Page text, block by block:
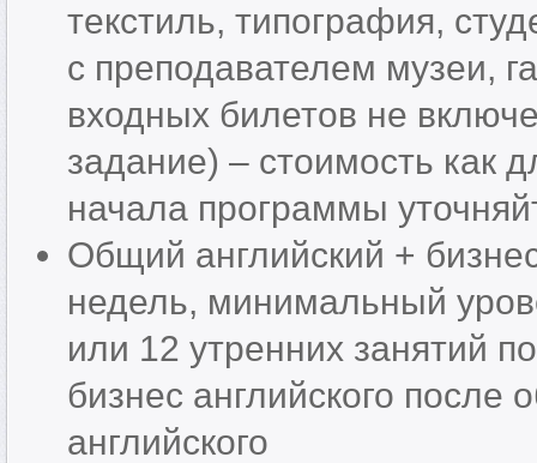
текстиль, типография,
с преподавателем музеи,
входных билетов не
задание) – стоимость как
начала программы
Общий английский +
недель, минимальный
или 12 утренних занятий
бизнес английского
английского